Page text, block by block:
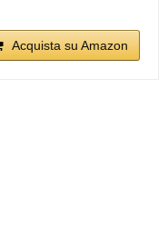
Acquista su Amazon